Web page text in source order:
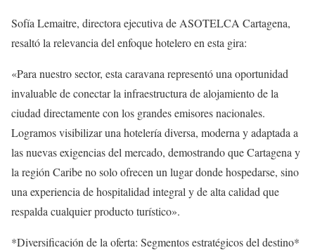
Sofía Lemaitre, directora ejecutiva de ASOTELCA Cartagena,
resaltó la relevancia del enfoque hotelero en esta gira:
«Para nuestro sector, esta caravana representó una oportunidad
invaluable de conectar la infraestructura de alojamiento de la
ciudad directamente con los grandes emisores nacionales.
Logramos visibilizar una hotelería diversa, moderna y adaptada a
las nuevas exigencias del mercado, demostrando que Cartagena y
la región Caribe no solo ofrecen un lugar donde hospedarse, sino
una experiencia de hospitalidad integral y de alta calidad que
respalda cualquier producto turístico».
*Diversificación de la oferta: Segmentos estratégicos del destino*